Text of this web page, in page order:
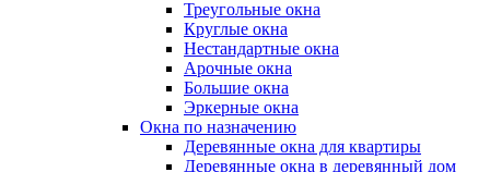
Треугольные окна
Круглые окна
Нестандартные окна
Арочные окна
Большие окна
Эркерные окна
Окна по назначению
Деревянные окна для квартиры
Деревянные окна в деревянный дом